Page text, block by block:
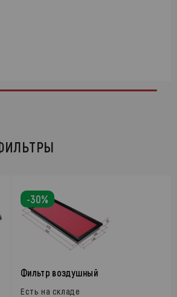
-30%
Фильтр воздушный
Есть на складе